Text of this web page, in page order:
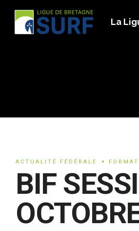
La
ACTUALITÉ FÉDÉRALE
BIF